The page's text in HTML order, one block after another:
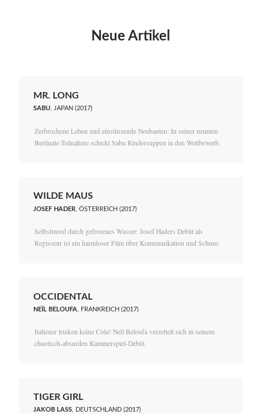
Neue Artikel
MR. LONG
SABU, JAPAN (2017)
Zerbrochene Leben und einstürzende Neubauten: In seiner neunten
Berlinale-Teilnahme schickt Sabu Rindersuppen in den Wettbewerb.
WILDE MAUS
JOSEF HADER , ÖSTERREICH (2017)
Selbstmord durch gefrorenes Wasser: Josef Haders Debüt als
Regisseur ist ein harmloser Film über Kommunikation und Schnee.
OCCIDENTAL
NEÏL BELOUFA , FRANKREICH (2017)
Italiener trinken keine Cola! Neïl Beloufa verzettelt sich in seinem
chaotisch-absurden Kammerspiel-Debüt.
TIGER GIRL
JAKOB LASS, DEUTSCHLAND (2017)